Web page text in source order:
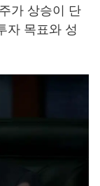
가 상승이 단
자 목표와 성